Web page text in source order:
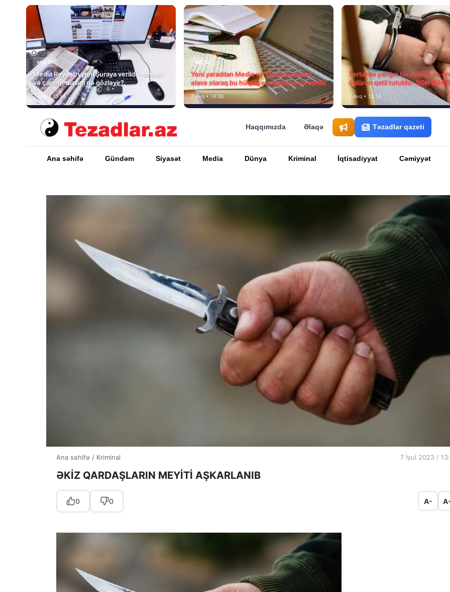
MEDİA
Media Reyestri yeni Şuraya verildi – onlayn
və çap mediasını nə gözləyir?
7 Avq • 15:14
MEDİA
Yeni yaradılan Media və Yayım Şurasına
əlavə olaraq bu hüquq və vəzifələr də verilib
7 Avq • 14:38
Tərtərdə yanğın törədərək ər-
öldürən qatil tutuldu- SON
7 Avq • 12:14
Haqqımızda Əlaqə Təzadlar qazeti
Ana səhifə Gündəm Siyasət Media Dünya Kriminal İqtisadiyyat Cəmiyyət
Ana səhifə / Kriminal 7 İyul 2023 /
ƏKİZ QARDAŞLARIN MEYİTİ AŞKARLANIB
0 0 A-